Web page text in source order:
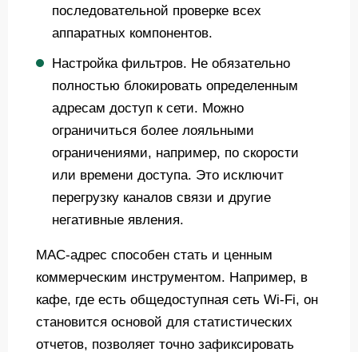
последовательной проверке всех
аппаратных компонентов.
Настройка фильтров. Не обязательно
полностью блокировать определенным
адресам доступ к сети. Можно
ограничиться более лояльными
ограничениями, например, по скорости
или времени доступа. Это исключит
перегрузку каналов связи и другие
негативные явления.
MAC-адрес способен стать и ценным
коммерческим инструментом. Например, в
кафе, где есть общедоступная сеть Wi-Fi, он
становится основой для статистических
отчетов, позволяет точно зафиксировать